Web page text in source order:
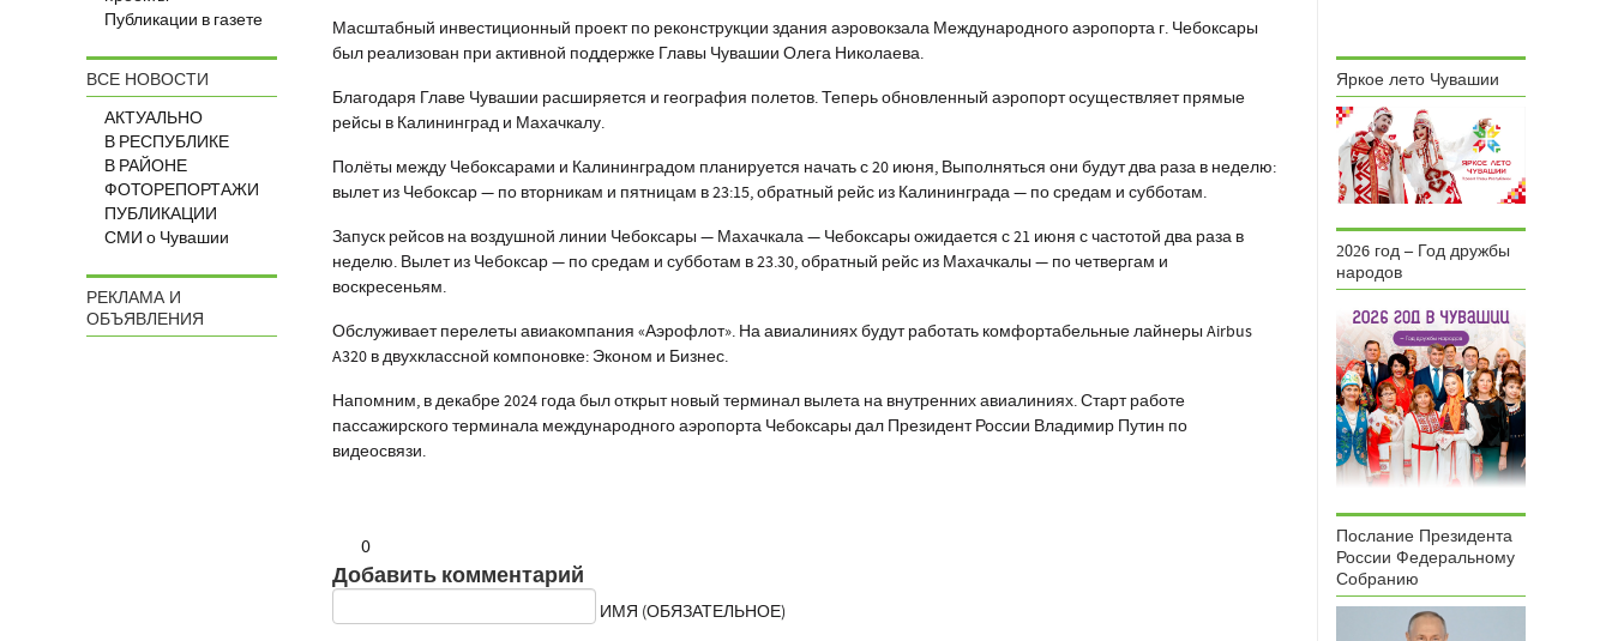
Публикации в газете
ВСЕ НОВОСТИ
АКТУАЛЬНО
В РЕСПУБЛИКЕ
В РАЙОНЕ
ФОТОРЕПОРТАЖИ
ПУБЛИКАЦИИ
СМИ о Чувашии
РЕКЛАМА И
ОБЪЯВЛЕНИЯ
Масштабный инвестиционный проект по реконструкции здания аэровокзала Международного аэропорта г. Чебоксары
был реализован при активной поддержке Главы Чувашии Олега Николаева.
Благодаря Главе Чувашии расширяется и география полетов. Теперь обновленный аэропорт осуществляет прямые
рейсы в Калининград и Махачкалу.
Полёты между Чебоксарами и Калининградом планируется начать с 20 июня, Выполняться они будут два раза в неделю:
вылет из Чебоксар — по вторникам и пятницам в 23:15, обратный рейс из Калининграда — по средам и субботам.
Запуск рейсов на воздушной линии Чебоксары — Махачкала — Чебоксары ожидается с 21 июня с частотой два раза в
неделю. Вылет из Чебоксар — по средам и субботам в 23.30, обратный рейс из Махачкалы — по четвергам и
воскресеньям.
Обслуживает перелеты авиакомпания «Аэрофлот». На авиалиниях будут работать комфортабельные лайнеры Airbus
A320 в двухклассной компоновке: Эконом и Бизнес.
Напомним, в декабре 2024 года был открыт новый терминал вылета на внутренних авиалиниях. Старт работе
пассажирского терминала международного аэропорта Чебоксары дал Президент России Владимир Путин по
видеосвязи.
0
Добавить комментарий
ИМЯ (ОБЯЗАТЕЛЬНОЕ)
Яркое лето Чувашии
2026 год – Год дружбы
народов
Послание Президента
России Федеральному
Собранию